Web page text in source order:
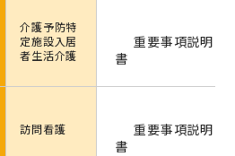
介護予防特
定施設入居
者生活介護
重要事項説明
書
訪問看護
重要事項説明
書